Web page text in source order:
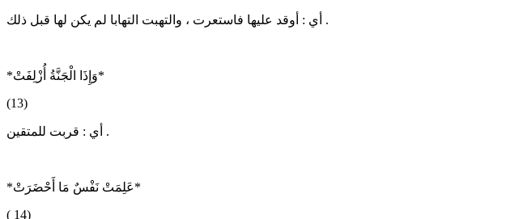
أي : أوقد عليها فاستعرت ، والتهبت التهابا لم يكن لها قبل ذلك .
*وَإِذَا الْجَنَّةُ أُزْلِفَتْ*
(13)
أي : قربت للمتقين .
*عَلِمَتْ نَفْسٌ مَا أَحْضَرَتْ*
( 14)